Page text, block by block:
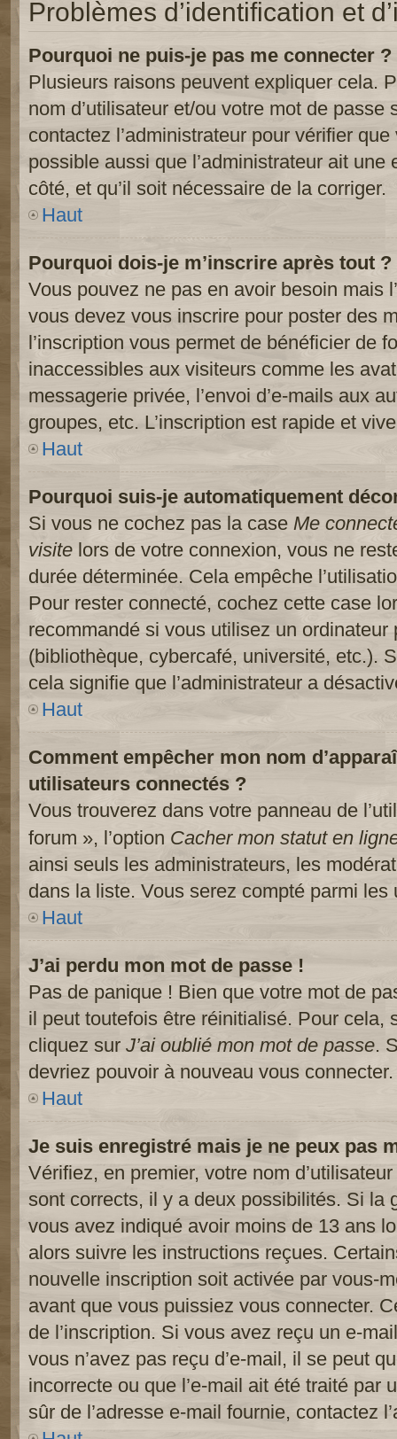
Problèmes d’identification et
Pourquoi ne puis-je pas me connecter ?
Plusieurs raisons peuvent expliquer cela.
nom d’utilisateur et/ou votre mot de passe
contactez l’administrateur pour vérifier
possible aussi que l’administrateur ait
côté, et qu’il soit nécessaire de la corriger.
Haut
Pourquoi dois-je m’inscrire après tout ?
Vous pouvez ne pas en avoir besoin mais
vous devez vous inscrire pour poster des
l’inscription vous permet de bénéficier de
inaccessibles aux visiteurs comme les
messagerie privée, l’envoi d’e-mails aux
groupes, etc. L’inscription est rapide et
Haut
Pourquoi suis-je automatiquement
Si vous ne cochez pas la case Me
visite lors de votre connexion, vous ne
durée déterminée. Cela empêche
Pour rester connecté, cochez cette case
recommandé si vous utilisez un
(bibliothèque, cybercafé, université, etc.).
cela signifie que l’administrateur a
Haut
Comment empêcher mon nom
utilisateurs connectés ?
Vous trouverez dans votre panneau de
forum », l’option Cacher mon statut en
ainsi seuls les administrateurs, les
dans la liste. Vous serez compté parmi
Haut
J’ai perdu mon mot de passe !
Pas de panique ! Bien que votre mot de
il peut toutefois être réinitialisé. Pour cela,
cliquez sur J’ai oublié mon mot de passe.
devriez pouvoir à nouveau vous connecter.
Haut
Je suis enregistré mais je ne peux pas
Vérifiez, en premier, votre nom
sont corrects, il y a deux possibilités. Si la
vous avez indiqué avoir moins de 13 ans
alors suivre les instructions reçues.
nouvelle inscription soit activée par vous-
avant que vous puissiez vous connecter.
de l’inscription. Si vous avez reçu un e-
vous n’avez pas reçu d’e-mail, il se peut
incorrecte ou que l’e-mail ait été traité par
sûr de l’adresse e-mail fournie, contactez